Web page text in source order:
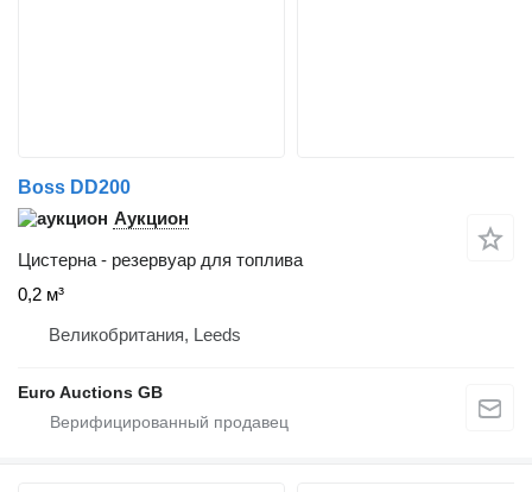
Boss DD200
Аукцион
Цистерна - резервуар для топлива
0,2 м³
Великобритания, Leeds
Euro Auctions GB